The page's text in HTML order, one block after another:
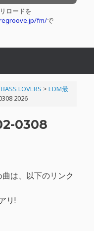
ロードを
fm/で
LOVERS > EDM最
2026
0308
は、以下のリンク
リ!